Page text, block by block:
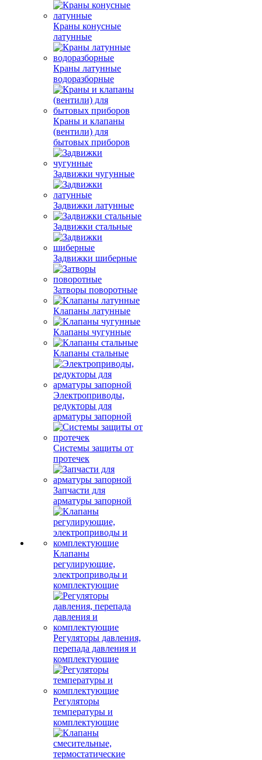
Краны конусные
латунные
Краны латунные
водоразборные
Краны и клапаны
(вентили) для
бытовых приборов
Задвижки чугунные
Задвижки латунные
Задвижки стальные
Задвижки шиберные
Затворы поворотные
Клапаны латунные
Клапаны чугунные
Клапаны стальные
Электроприводы,
редукторы для
арматуры запорной
Системы защиты от
протечек
Запчасти для
арматуры запорной
Клапаны
регулирующие,
электроприводы и
комплектующие
Регуляторы давления,
перепада давления и
комплектующие
Регуляторы
температуры и
комплектующие